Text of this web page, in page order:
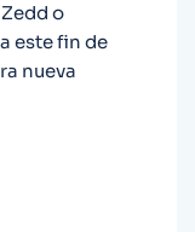
o
este fin de
nueva